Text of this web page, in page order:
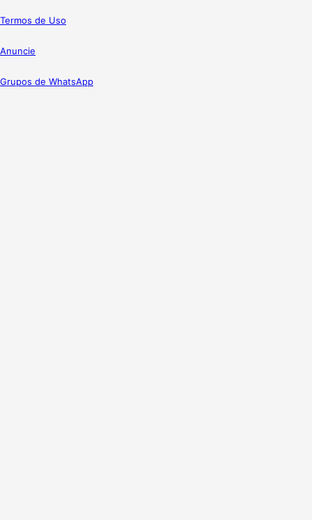
Termos de Uso
Anuncie
Grupos de WhatsApp